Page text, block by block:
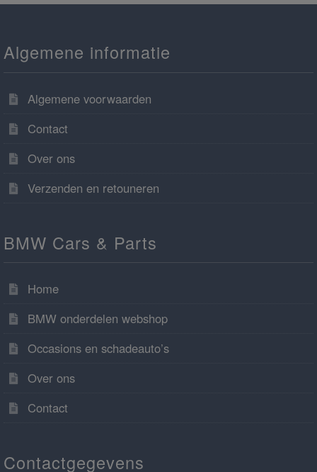
Algemene informatie
Algemene voorwaarden
Contact
Over ons
Verzenden en retouneren
BMW Cars & Parts
Home
BMW onderdelen webshop
Occasions en schadeauto’s
Over ons
Contact
Contactgegevens